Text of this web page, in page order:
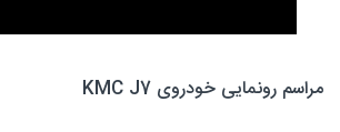
مراسم رونمایی خودروی KMC J7